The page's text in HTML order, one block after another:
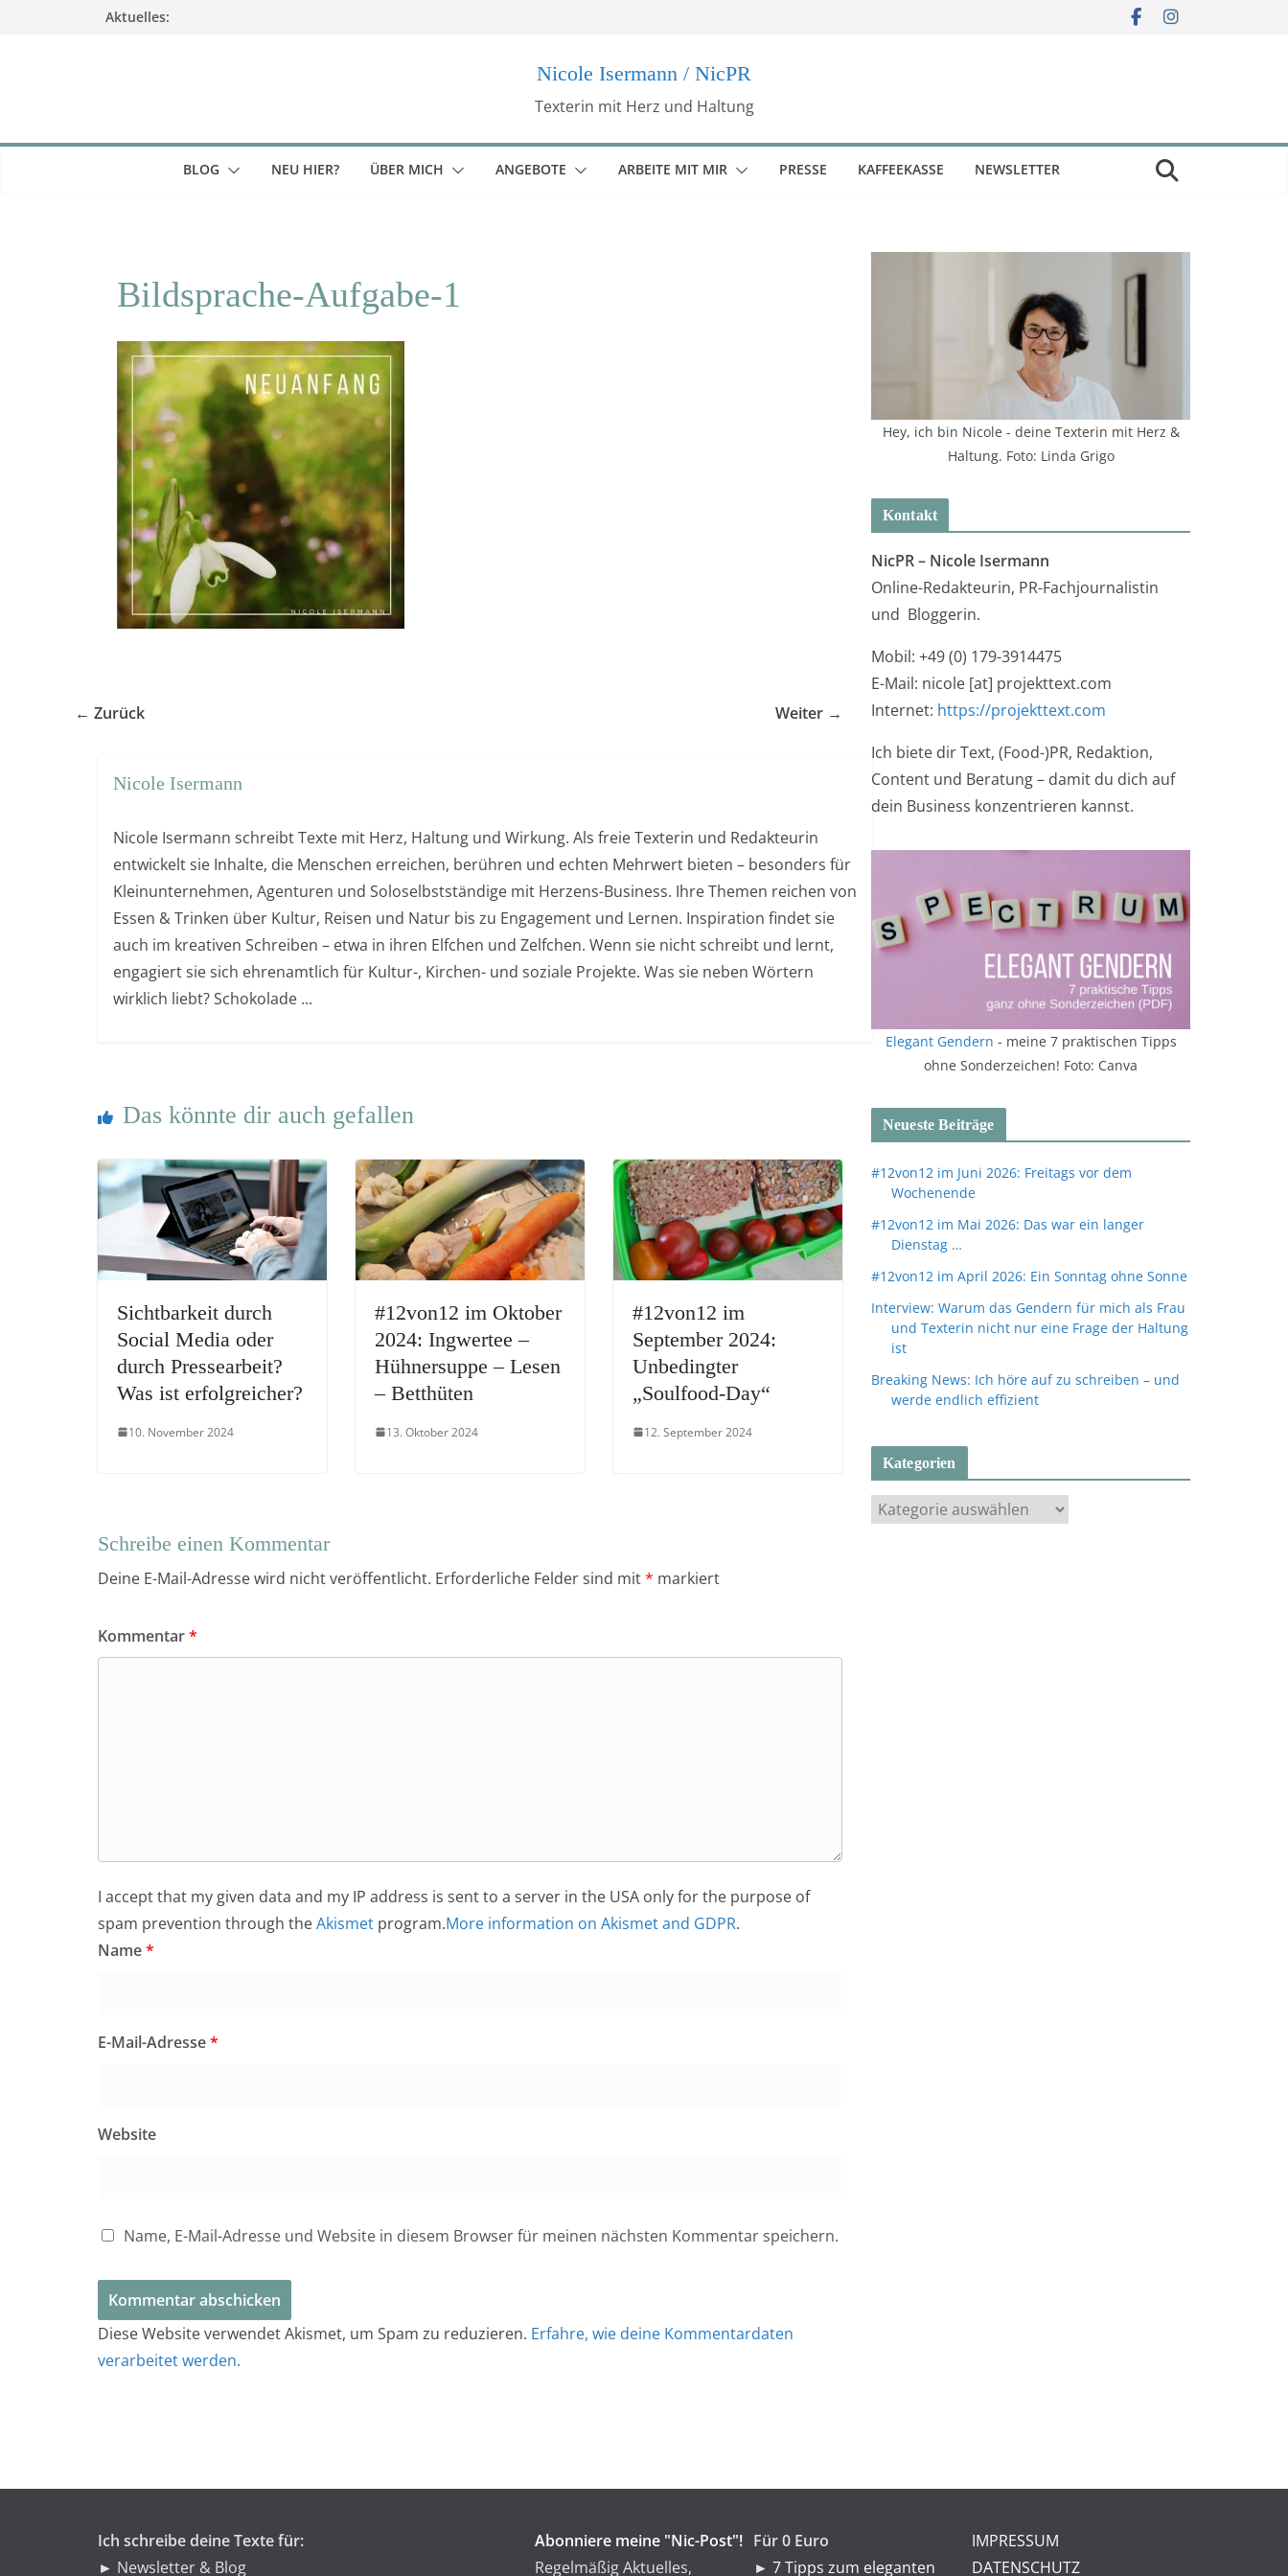
Aktuelles:
Nicole Isermann / NicPR
Texterin mit Herz und Haltung
BLOG NEU HIER? ÜBER MICH ANGEBOTE ARBEITE MIT MIR PRESSE KAFFEEKASSE NEWSLETTER
Bildsprache-Aufgabe-1
← Zurück Weiter →
Nicole Isermann
Nicole Isermann schreibt Texte mit Herz, Haltung und Wirkung. Als freie Texterin und Redakteurin
entwickelt sie Inhalte, die Menschen erreichen, berühren und echten Mehrwert bieten – besonders für
Kleinunternehmen, Agenturen und Soloselbstständige mit Herzens-Business. Ihre Themen reichen von
Essen & Trinken über Kultur, Reisen und Natur bis zu Engagement und Lernen. Inspiration findet sie
auch im kreativen Schreiben – etwa in ihren Elfchen und Zelfchen. Wenn sie nicht schreibt und lernt,
engagiert sie sich ehrenamtlich für Kultur-, Kirchen- und soziale Projekte. Was sie neben Wörtern
wirklich liebt? Schokolade ...
Das könnte dir auch gefallen
Sichtbarkeit durch
Social Media oder
durch Pressearbeit?
Was ist erfolgreicher?
10. November 2024
#12von12 im Oktober
2024: Ingwertee –
Hühnersuppe – Lesen
– Betthüten
13. Oktober 2024
#12von12 im
September 2024:
Unbedingter
„Soulfood-Day“
12. September 2024
Schreibe einen Kommentar
Deine E-Mail-Adresse wird nicht veröffentlicht. Erforderliche Felder sind mit* markiert
Kommentar*
I accept that my given data and my IP address is sent to a server in the USA only for the purpose of
spam prevention through theAkismet program.More information on Akismet and GDPR.
Name*
E-Mail-Adresse*
Website
Name, E-Mail-Adresse und Website in diesem Browser für meinen nächsten Kommentar speichern.
Diese Website verwendet Akismet, um Spam zu reduzieren. Erfahre, wie deine Kommentardaten
verarbeitet werden.
Hey, ich bin Nicole - deine Texterin mit Herz &
Haltung. Foto: Linda Grigo
Kontakt
NicPR – Nicole Isermann
Online-Redakteurin, PR-Fachjournalistin
und Bloggerin.
Mobil: +49 (0) 179-3914475
E-Mail: nicole [at] projekttext.com
Internet: https://projekttext.com
Ich biete dir Text, (Food-)PR, Redaktion,
Content und Beratung – damit du dich auf
dein Business konzentrieren kannst.
Elegant Gendern - meine 7 praktischen Tipps
ohne Sonderzeichen! Foto: Canva
Neueste Beiträge
#12von12 im Juni 2026: Freitags vor dem
Wochenende
#12von12 im Mai 2026: Das war ein langer
Dienstag …
#12von12 im April 2026: Ein Sonntag ohne Sonne
Interview: Warum das Gendern für mich als Frau
und Texterin nicht nur eine Frage der Haltung
ist
Breaking News: Ich höre auf zu schreiben – und
werde endlich effizient
Kategorien
a
Ich schreibe deine Texte für:
► Newsletter & Blog
Abonniere meine "Nic-Post"!
Regelmäßig Aktuelles,
Für 0 Euro
► 7 Tipps zum eleganten
IMPRESSUM
DATENSCHUTZ